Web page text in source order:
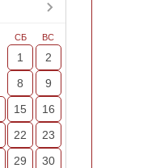
СБ ВС
1
2
8
9
15
16
22
23
29
30